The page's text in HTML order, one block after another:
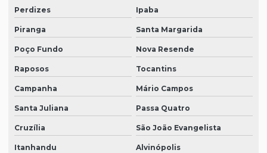
Perdizes Ipaba
Piranga Santa Margarida
Poço Fundo Nova Resende
Raposos Tocantins
Campanha Mário Campos
Santa Juliana Passa Quatro
Cruzília São João Evangelista
Itanhandu Alvinópolis